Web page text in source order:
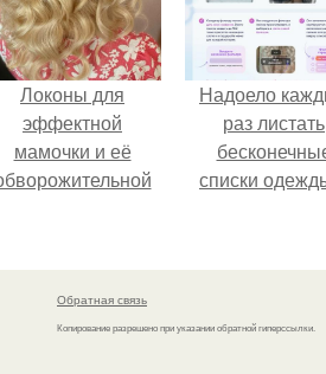
Локоны для
эффектной
мамочки и её
Надоело
раз листать
списки
кусочкам?
Обратная связь
Копирование разрешено при указании обратной гиперссылки.